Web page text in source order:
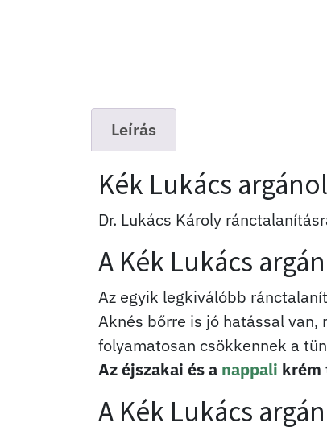
Leírás
Kék Lukács
Dr. Lukács Károly
A Kék Lukács
Az egyik legkiválóbb
Aknés bőrre is jó hatással
folyamatosan csökkennek a
Az éjszakai és a nappali krém
A Kék Lukács